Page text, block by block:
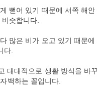
뻗어 있기 때문에 서쪽 해
슷합니다.
많은 비가 오고 있기 때문
다.
대대적으로 생활 방식을 바
백하는 꼴입니다.